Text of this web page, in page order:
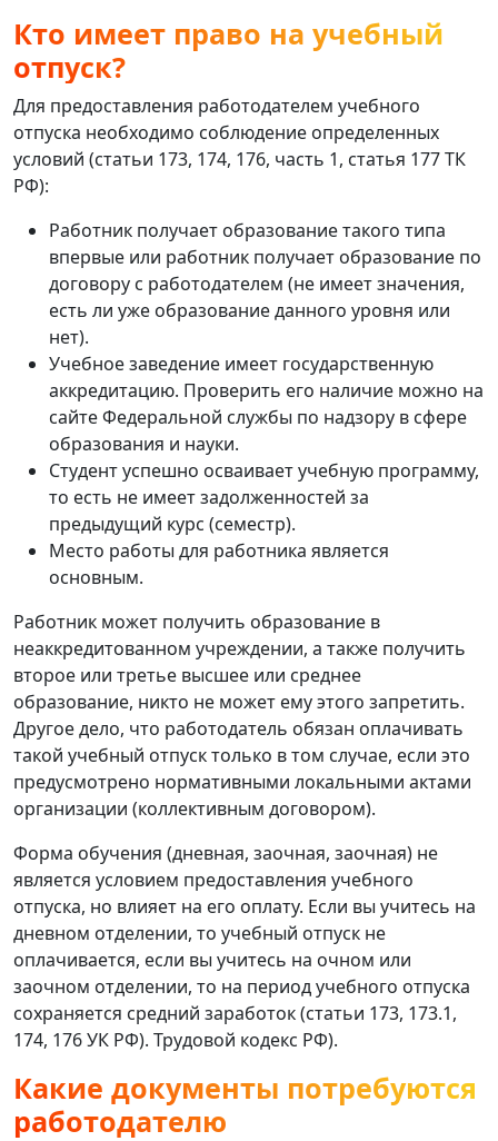
Кто имеет право на учебный
отпуск?
Для предоставления работодателем учебного
отпуска необходимо соблюдение определенных
условий (статьи 173, 174, 176, часть 1, статья 177 ТК
РФ):
Работник получает образование такого типа
впервые или работник получает образование по
договору с работодателем (не имеет значения,
есть ли уже образование данного уровня или
нет).
Учебное заведение имеет государственную
аккредитацию. Проверить его наличие можно на
сайте Федеральной службы по надзору в сфере
образования и науки.
Студент успешно осваивает учебную программу,
то есть не имеет задолженностей за
предыдущий курс (семестр).
Место работы для работника является
основным.
Работник может получить образование в
неаккредитованном учреждении, а также получить
второе или третье высшее или среднее
образование, никто не может ему этого запретить.
Другое дело, что работодатель обязан оплачивать
такой учебный отпуск только в том случае, если это
предусмотрено нормативными локальными актами
организации (коллективным договором).
Форма обучения (дневная, заочная, заочная) не
является условием предоставления учебного
отпуска, но влияет на его оплату. Если вы учитесь на
дневном отделении, то учебный отпуск не
оплачивается, если вы учитесь на очном или
заочном отделении, то на период учебного отпуска
сохраняется средний заработок (статьи 173, 173.1,
174, 176 УК РФ). Трудовой кодекс РФ).
Какие документы потребуются
работодателю